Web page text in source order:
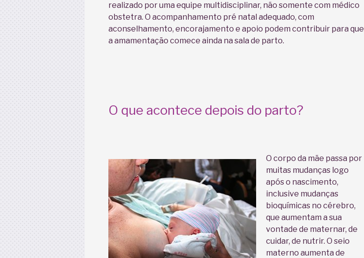
realizado por uma equipe multidisciplinar, não somente com médico
obstetra. O acompanhamento pré natal adequado, com
aconselhamento, encorajamento e apoio podem contribuir para que
a amamentação comece ainda na sala de parto.
O que acontece depois do parto?
O corpo da mãe passa por
muitas mudanças logo
após o nascimento,
inclusive mudanças
bioquímicas no cérebro,
que aumentam a sua
vontade de maternar, de
cuidar, de nutrir. O seio
materno aumenta de